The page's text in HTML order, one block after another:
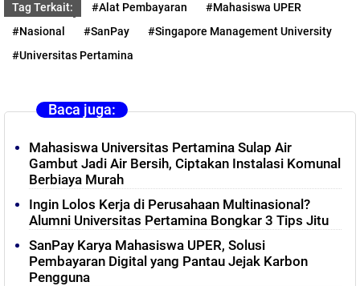
Tag Terkait: #Alat Pembayaran
#Mahasiswa UPER
#Nasional
#SanPay
#Singapore Management University
#Universitas Pertamina
Baca juga:
Mahasiswa Universitas Pertamina Sulap Air
Gambut Jadi Air Bersih, Ciptakan Instalasi Komunal
Berbiaya Murah
Ingin Lolos Kerja di Perusahaan Multinasional?
Alumni Universitas Pertamina Bongkar 3 Tips Jitu
SanPay Karya Mahasiswa UPER, Solusi
Pembayaran Digital yang Pantau Jejak Karbon
Pengguna